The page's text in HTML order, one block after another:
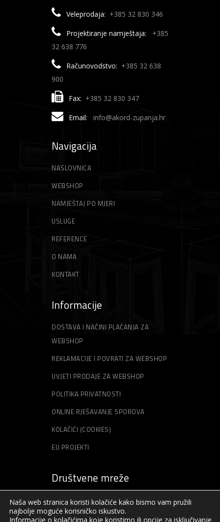
Veleprodaja: +385 32 830 346
Projektiranje namještaja:
+385
32 638 776
Računovodstvo: +385 32 638
900
Fax: +385 32 830 347
Email: info@akord-zupanja.hr
Navigacija
NASLOVNICA
WEBSHOP
NAMJEŠTAJ PO MJERI
USLUGE
REFERENCE
O NAMA
KONTAKT
Informacije
DOSTAVA I NAČINI PLAĆANJA ZA
WEBSHOP
REKLAMACIJE I POVRATI ZA WEBSHOP
UVJETI PRODAJE ZA WEBSHOP
POLITIKA PRIVATNOSTI
ONLINE RJEŠAVANJE SPOROVA
KOLAČIĆI (COOKIES)
EU PROJEKTI
Društvene mreže
Naša web stranica koristi kolačiće kako bismo vam pružili
najbolje moguće korisničko iskustvo.
Informacije o kolačićima koje koristimo ili opcije za isključivanje